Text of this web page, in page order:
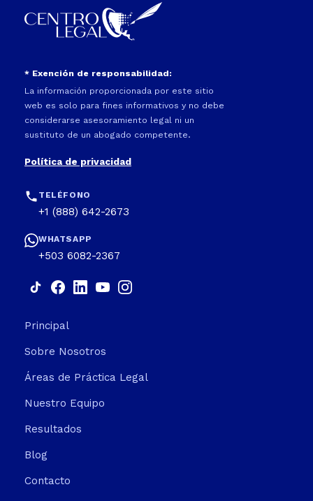
* Exención de responsabilidad:
La información proporcionada por este sitio
web es solo para fines informativos y no debe
considerarse asesoramiento legal ni un
sustituto de un abogado competente.
Política de privacidad
TELÉFONO
+1 (888) 642-2673
WHATSAPP
+503 6082-2367
Principal
Sobre Nosotros
Áreas de Práctica Legal
Nuestro Equipo
Resultados
Blog
Contacto